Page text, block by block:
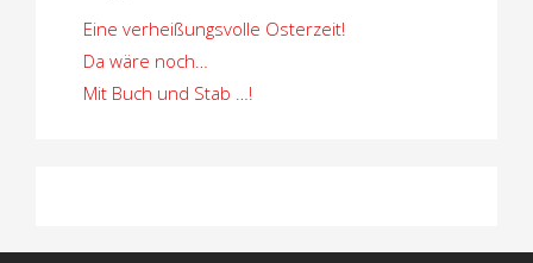
Eine verheißungsvolle Osterzeit!
Da wäre noch…
Mit Buch und Stab …!